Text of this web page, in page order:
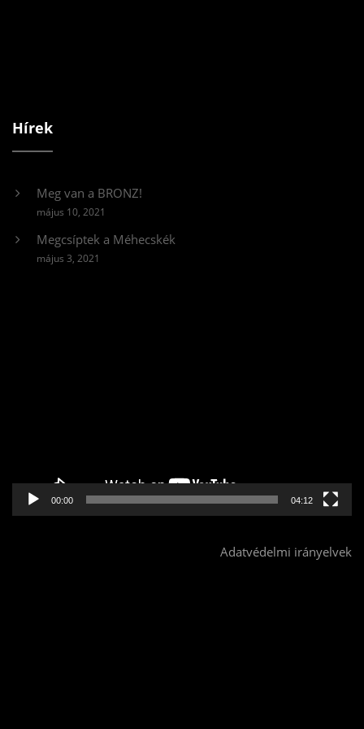
Hírek
Meg van a BRONZ!
május 10, 2021
Megcsíptek a Méhecskék
május 3, 2021
00:00 04:12
Adatvédelmi irányelvek